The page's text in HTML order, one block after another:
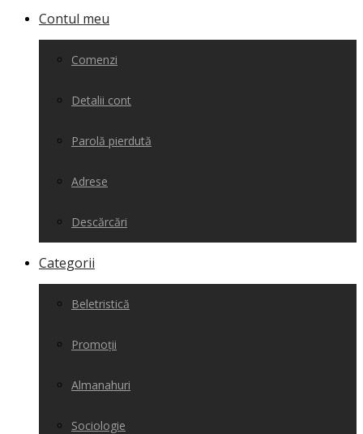
Contul meu
Comenzi
Detalii cont
Parolă pierdută
Adrese
Descărcări
Categorii
Beletristică
Promoții
Almanahuri
Sociologie